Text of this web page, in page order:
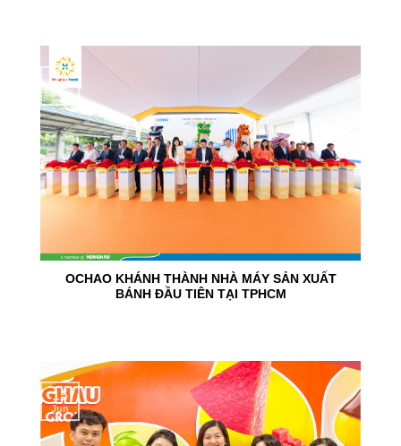
OCHAO KHÁNH THÀNH NHÀ MÁY SẢN XUẤT
BÁNH ĐẦU TIÊN TẠI TPHCM
24
Jun
15
Jun